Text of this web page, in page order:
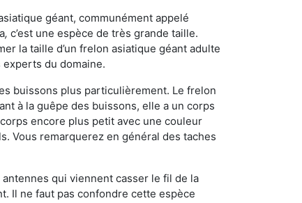
géant, communément appelé
, c’est une espèce de très grande taille.
la taille d’un frelon asiatique géant adulte
experts du domaine.
buissons plus particulièrement. Le frelon
à la guêpe des buissons, elle a un corps
encore plus petit avec une couleur
Vous remarquerez en général des taches
qui viennent casser le fil de la
Il ne faut pas confondre cette espèce